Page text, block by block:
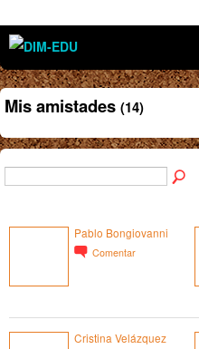
Mis amistades (14)
Pablo Bongiovanni
Comentar
Cristina Velázquez